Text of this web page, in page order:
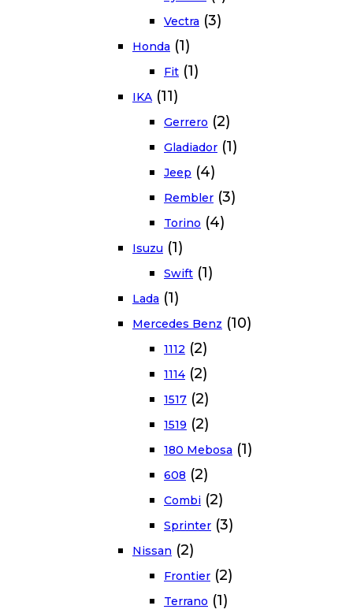
Vectra (3)
Honda (1)
Fit (1)
IKA (11)
Gerrero (2)
Gladiador (1)
Jeep (4)
Rembler (3)
Torino (4)
Isuzu (1)
Swift (1)
Lada (1)
Mercedes Benz (10)
1112 (2)
1114 (2)
1517 (2)
1519 (2)
180 Mebosa (1)
608 (2)
Combi (2)
Sprinter (3)
Nissan (2)
Frontier (2)
Terrano (1)